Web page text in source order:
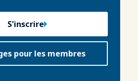
S'inscrire
pour les membres